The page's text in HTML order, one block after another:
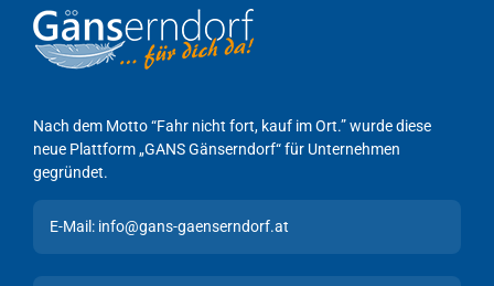
Nach dem Motto “Fahr nicht fort, kauf im Ort.” wurde diese
neue Plattform „GANS Gänserndorf“ für Unternehmen
gegründet.
E-Mail: info@gans-gaenserndorf.at